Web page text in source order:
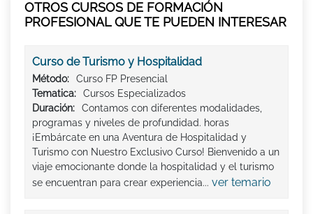
OTROS CURSOS DE FORMACIÓN
PROFESIONAL QUE TE PUEDEN INTERESAR
Curso de Turismo y Hospitalidad
Método:
Curso FP Presencial
Tematica:
Cursos Especializados
Duración:
Contamos con diferentes modalidades,
programas y niveles de profundidad. horas
¡Embárcate en una Aventura de Hospitalidad y
Turismo con Nuestro Exclusivo Curso! Bienvenido a un
viaje emocionante donde la hospitalidad y el turismo
se encuentran para crear experiencia... ver temario